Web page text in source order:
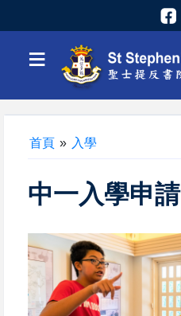
≡
首頁 » 入學
中一入學申請